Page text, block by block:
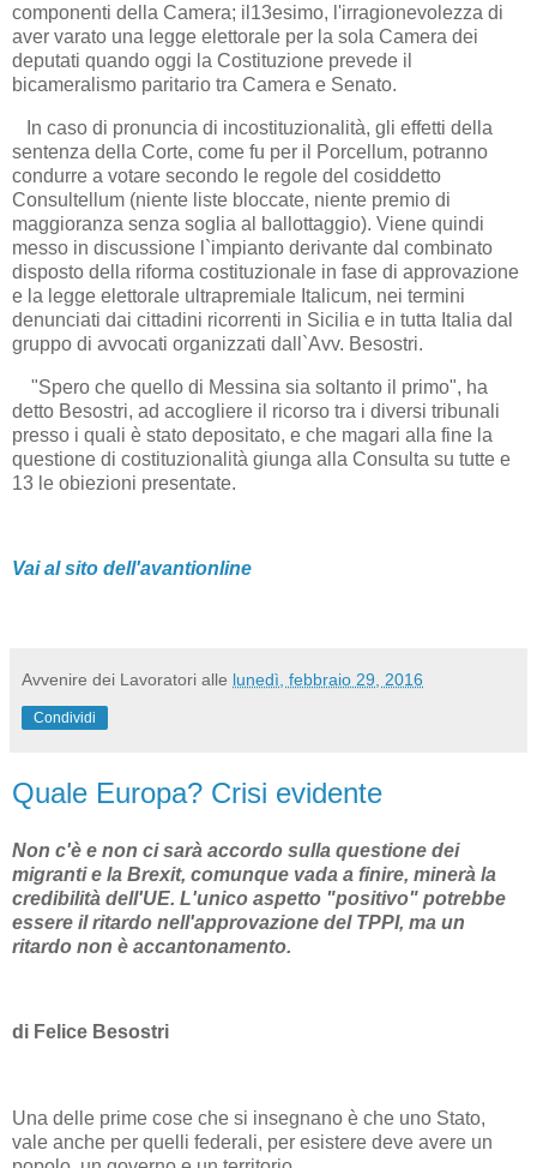
componenti della Camera; il13esimo, l'irragionevolezza di
aver varato una legge elettorale per la sola Camera dei
deputati quando oggi la Costituzione prevede il
bicameralismo paritario tra Camera e Senato.
In caso di pronuncia di incostituzionalità, gli effetti della
sentenza della Corte, come fu per il Porcellum, potranno
condurre a votare secondo le regole del cosiddetto
Consultellum (niente liste bloccate, niente premio di
maggioranza senza soglia al ballottaggio). Viene quindi
messo in discussione l`impianto derivante dal combinato
disposto della riforma costituzionale in fase di approvazione
e la legge elettorale ultrapremiale Italicum, nei termini
denunciati dai cittadini ricorrenti in Sicilia e in tutta Italia dal
gruppo di avvocati organizzati dall`Avv. Besostri.
"Spero che quello di Messina sia soltanto il primo", ha
detto Besostri, ad accogliere il ricorso tra i diversi tribunali
presso i quali è stato depositato, e che magari alla fine la
questione di costituzionalità giunga alla Consulta su tutte e
13 le obiezioni presentate.
Vai al sito dell'avantionline
Avvenire dei Lavoratori alle lunedì, febbraio 29, 2016
Condividi
Quale Europa? Crisi evidente
Non c'è e non ci sarà accordo sulla questione dei
migranti e la Brexit, comunque vada a finire, minerà la
credibilità dell'UE. L'unico aspetto "positivo" potrebbe
essere il ritardo nell'approvazione del TPPI, ma un
ritardo non è accantonamento.
di Felice Besostri
Una delle prime cose che si insegnano è che uno Stato,
vale anche per quelli federali, per esistere deve avere un